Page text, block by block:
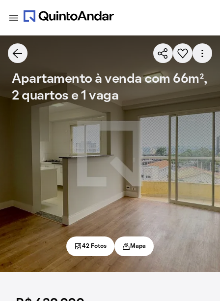
Apartamento à venda com 66m²,
2 quartos e 1 vaga
42 Fotos Mapa